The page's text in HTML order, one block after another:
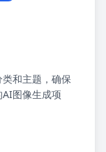
和主题，确保
图像生成项